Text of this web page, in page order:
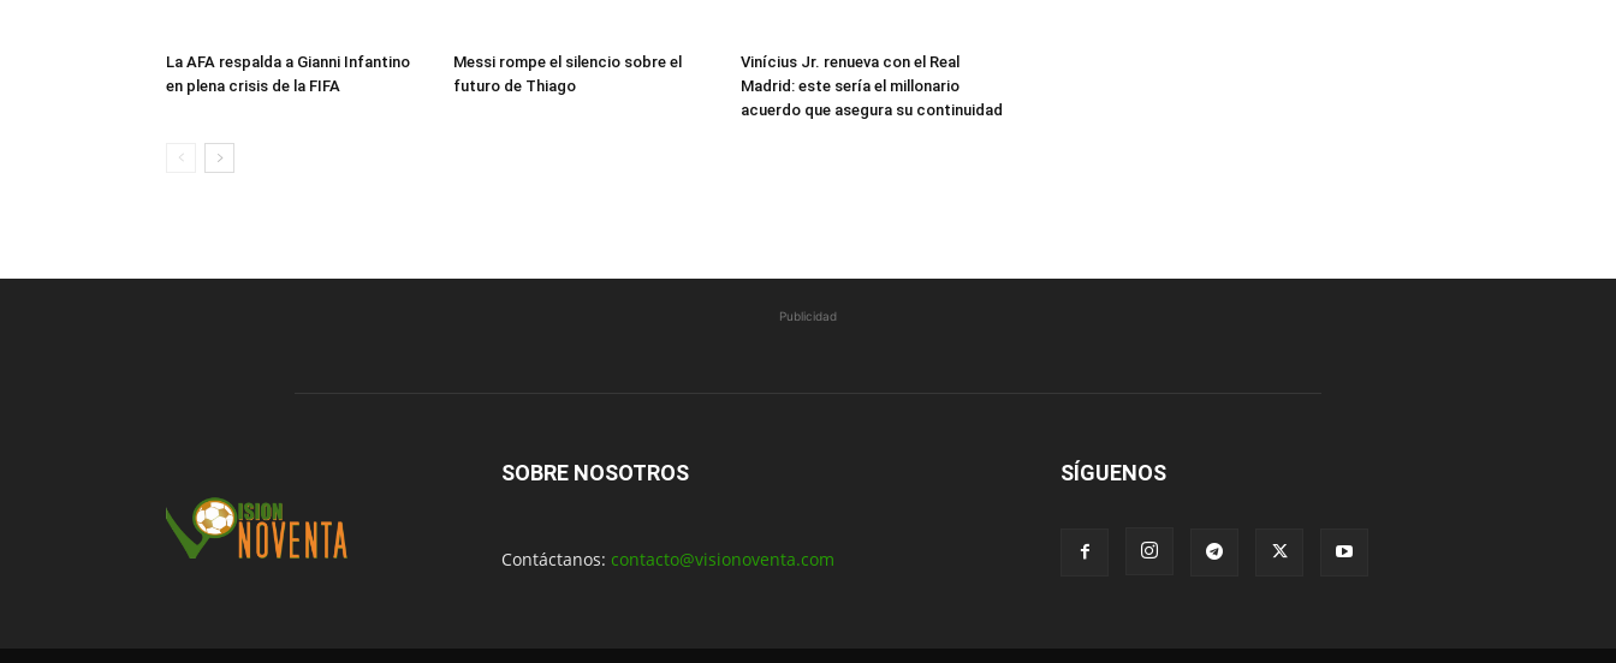
La AFA respalda a Gianni Infantino
en plena crisis de la FIFA
Messi rompe el silencio sobre el
futuro de Thiago
Vinícius Jr. renueva con el Real
Madrid: este sería el millonario
acuerdo que asegura su continuidad
Publicidad
SOBRE NOSOTROS
Contáctanos: contacto@visionoventa.com
SÍGUENOS